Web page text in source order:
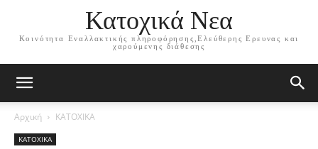
Κατοχικά Νεα
Κοινότητα Εναλλακτικής πληροφόρησης,Ελεύθερης Ερευνας και
χαρούμενης διάθεσης
Αρχική ΚΑΤΟΧΙΚΑ
ΚΑΤΟΧΙΚΑ